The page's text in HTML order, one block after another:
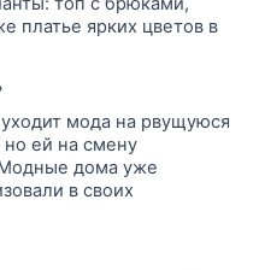
платье ярких цветов в
мода на рвущуюся
ей на смену
дома уже
в своих